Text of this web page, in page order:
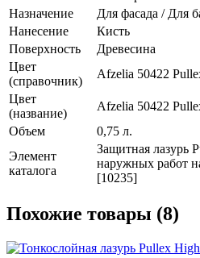
Назначение
Для фасада / Для
Нанесение
Кисть
Поверхность
Древесина
Цвет
(справочник)
Afzelia 50422
Цвет
(название)
Afzelia 50422
Объем
0,75 л.
Элемент
каталога
Защитная лазурь
наружных работ
[10235]
Похожие товары (8)